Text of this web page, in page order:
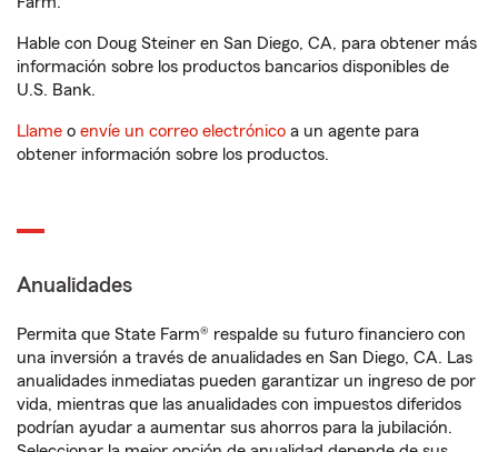
Hable con Doug Steiner en San Diego, CA, para obtener más
información sobre los productos bancarios disponibles de
U.S. Bank.
Llame o envíe un correo electrónico a un agente para
obtener información sobre los productos.
Anualidades
Permita que State Farm® respalde su futuro financiero con
una inversión a través de anualidades en San Diego, CA. Las
anualidades inmediatas pueden garantizar un ingreso de por
vida, mientras que las anualidades con impuestos diferidos
podrían ayudar a aumentar sus ahorros para la jubilación.